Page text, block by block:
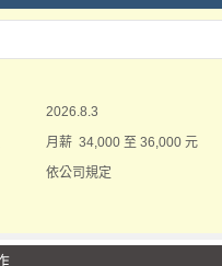
2026.8.3
月薪 34,000 至 36,000 元
依公司規定